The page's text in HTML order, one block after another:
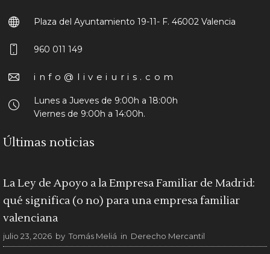
Plaza del Ayuntamiento 19-11- F. 46002 Valencia
960 011 149
info@liveiuris.com
Lunes a Jueves de 9:00h a 18:00h
Viernes de 9:00h a 14:00h.
Últimas noticias
La Ley de Apoyo a la Empresa Familiar de Madrid:
qué significa (o no) para una empresa familiar
valenciana
julio 23, 2026 by Tomás Meliá in Derecho Mercantil